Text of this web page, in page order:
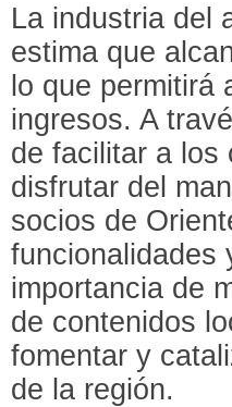
La industria del
estima que
lo que permitirá
ingresos. A
de facilitar a los
disfrutar del
socios de
funcionalidades
importancia de
de contenidos
fomentar y
de la región.